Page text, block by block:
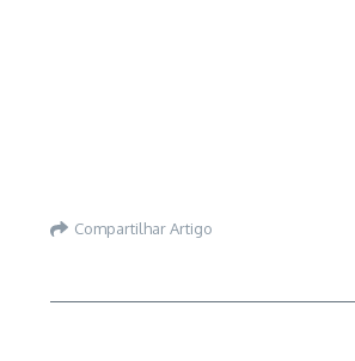
Compartilhar Artigo